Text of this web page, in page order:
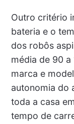
Outro critério
bateria e o
dos robôs
média de 90
marca e
autonomia do
toda a casa
tempo de